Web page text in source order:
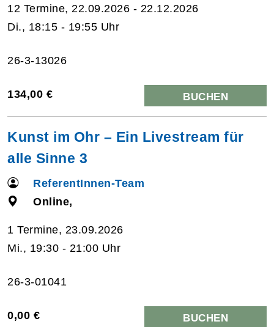
12 Termine, 22.09.2026 - 22.12.2026
Di., 18:15 - 19:55 Uhr
26-3-13026
134,00 € BUCHEN
Kunst im Ohr – Ein Livestream für
alle Sinne 3
ReferentInnen-Team
Online,
1 Termine, 23.09.2026
Mi., 19:30 - 21:00 Uhr
26-3-01041
0,00 € BUCHEN